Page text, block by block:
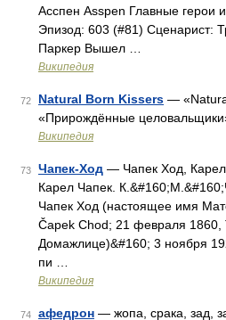
Асспен Asspen Главные герои
Эпизод: 603 (#81) Сценарист:
Паркер Вышел …
Википедия
72 Natural Born Kissers —
«Прирождённые
Википедия
73 Чапек-Ход — Чапек Ход, Карел
Карел Чапек.
Чапек Ход (настоящее имя
Čapek Chod; 21 февраля 1860,
Домажлице)&#160; 3 ноября
пи …
Википедия
74 афедрон — жопа, срака, зад,